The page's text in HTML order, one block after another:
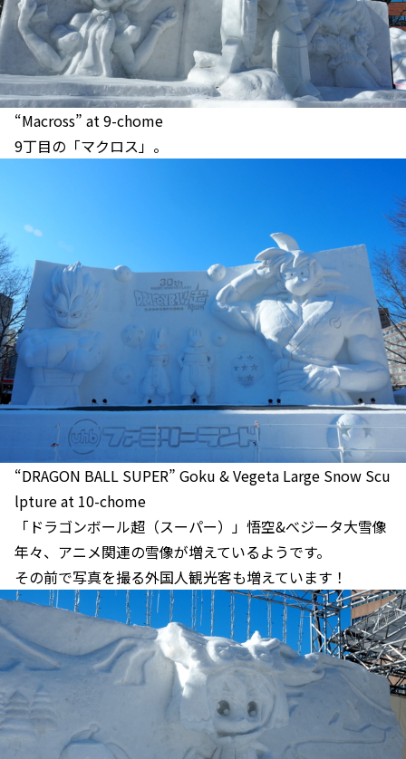
“Macross” at 9-chome
9丁目の「マクロス」。
“DRAGON BALL SUPER” Goku & Vegeta Large Snow Scu
lpture at 10-chome
「ドラゴンボール超（スーパー）」悟空&べジータ大雪像
年々、アニメ関連の雪像が増えているようです。
その前で写真を撮る外国人観光客も増えています！